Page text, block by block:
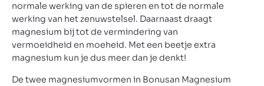
normale werking van de spieren en tot de normale
werking van het zenuwstelsel. Daarnaast draagt
magnesium bij tot de vermindering van
vermoeidheid en moeheid. Met een beetje extra
magnesium kun je dus meer dan je denkt!
De twee magnesiumvormen in Bonusan Magnesium